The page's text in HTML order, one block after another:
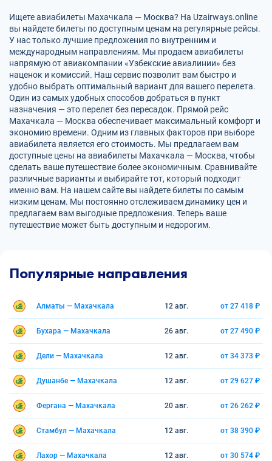
Ищете авиабилеты Махачкала — Москва? На Uzairways.online
вы найдете билеты по доступным ценам на регулярные рейсы.
У нас только лучшие предложения по внутренним и
международным направлениям. Мы продаем авиабилеты
напрямую от авиакомпании «Узбекские авиалинии» без
наценок и комиссий. Наш сервис позволит вам быстро и
удобно выбрать оптимальный вариант для вашего перелета.
Один из самых удобных способов добраться в пункт
назначения — это перелет без пересадок. Прямой рейс
Махачкала — Москва обеспечивает максимальный комфорт и
экономию времени. Одним из главных факторов при выборе
авиабилета является его стоимость. Мы предлагаем вам
доступные цены на авиабилеты Махачкала — Москва, чтобы
сделать ваше путешествие более экономичным. Сравнивайте
различные варианты и выбирайте тот, который подходит
именно вам. На нашем сайте вы найдете билеты по самым
низким ценам. Мы постоянно отслеживаем динамику цен и
предлагаем вам выгодные предложения. Теперь ваше
путешествие может быть доступным и недорогим.
Популярные направления
Алматы — Махачкала 12 авг. от 27 418 ₽
Бухара — Махачкала 26 авг. от 27 490 ₽
Дели — Махачкала 12 авг. от 34 373 ₽
Душанбе — Махачкала 12 авг. от 29 627 ₽
Фергана — Махачкала 20 авг. от 26 262 ₽
Стамбул — Махачкала 12 авг. от 38 390 ₽
Лахор — Махачкала 12 авг. от 30 574 ₽